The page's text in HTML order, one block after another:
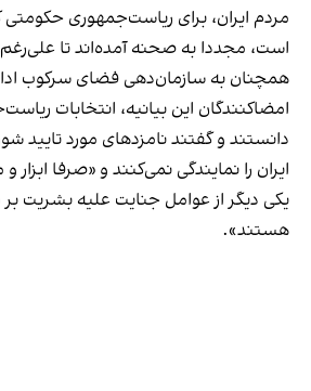
مردم ایران، برای ریاست‌جمهوری
است، مجددا به صحنه آمده‌اند تا علی‌رغم
همچنان به سازمان‌دهی فضای سرکوب
امضاکنندگان این بیانیه، انتخابات
دانستند و گفتند نامزدهای مورد تایید
ایران را نمایندگی نمی‌کنند و «صرفا ابزار
یکی دیگر از عوامل جنایت علیه بشریت
هستند».